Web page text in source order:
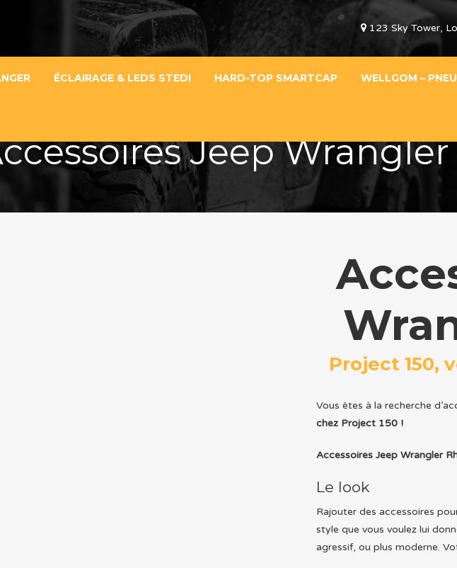
123 Sky Tower,
ÉCLAIRAGE & LEDS STEDI HARD-TOP SMARTCAP WELLGOM –
Jeep
Project 150,
Vous êtes à la recherche
chez Project 150 !
Accessoires Jeep Wrangler
Le look
Rajouter des accessoires
style que vous voulez lui
agressif, ou plus moderne.